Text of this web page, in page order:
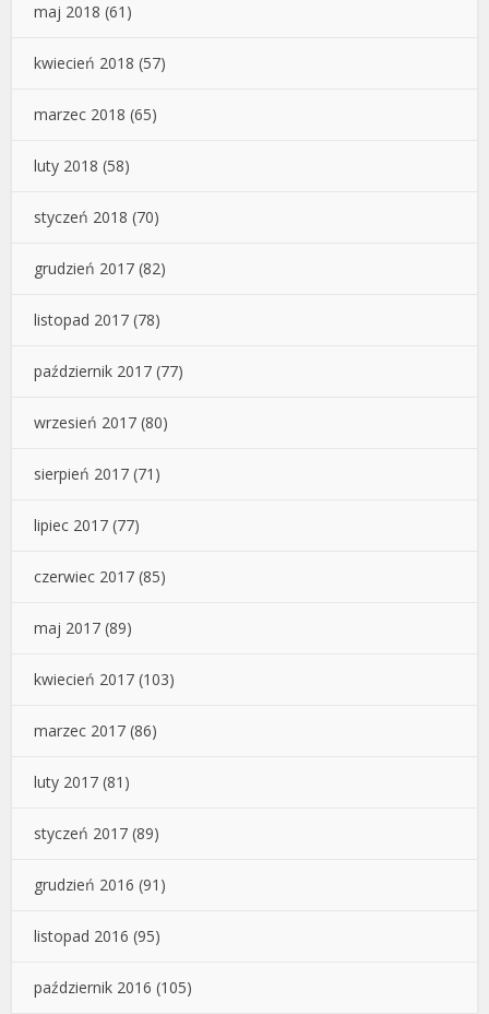
maj 2018 (61)
kwiecień 2018 (57)
marzec 2018 (65)
luty 2018 (58)
styczeń 2018 (70)
grudzień 2017 (82)
listopad 2017 (78)
październik 2017 (77)
wrzesień 2017 (80)
sierpień 2017 (71)
lipiec 2017 (77)
czerwiec 2017 (85)
maj 2017 (89)
kwiecień 2017 (103)
marzec 2017 (86)
luty 2017 (81)
styczeń 2017 (89)
grudzień 2016 (91)
listopad 2016 (95)
październik 2016 (105)